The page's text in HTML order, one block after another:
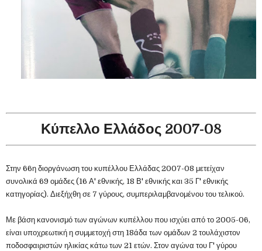
Κύπελλο Ελλάδος 2007-08
Στην 66η διοργάνωση του κυπέλλου Ελλάδας 2007-08 μετείχαν
συνολικά 69 ομάδες (16 Α' εθνικής, 18 Β' εθνικής και 35 Γ' εθνικής
κατηγορίας). Διεξήχθη σε 7 γύρους, συμπεριλαμβανομένου του τελικού.
Με βάση κανονισμό των αγώνων κυπέλλου που ισχύει από το 2005-06,
είναι υποχρεωτική η συμμετοχή στη 18άδα των ομάδων 2 τουλάχιστον
ποδοσφαιριστών ηλικίας κάτω των 21 ετών. Στον αγώνα του Γ' γύρου